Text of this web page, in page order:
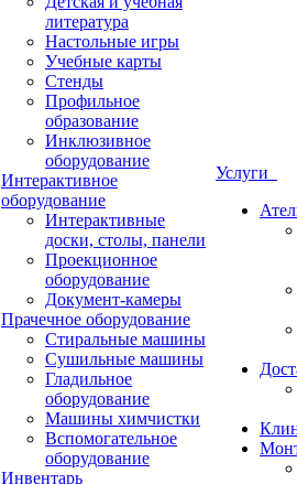
литература
Настольные игры
Учебные карты
Стенды
Профильное
образование
Инклюзивное
оборудование
Интерактивное
оборудование
Интерактивные
доски, столы, панели
Проекционное
оборудование
Документ-камеры
Прачечное оборудование
Стиральные машины
Сушильные машины
Гладильное
оборудование
Машины химчистки
Вспомогательное
оборудование
Инвентарь
Услуги